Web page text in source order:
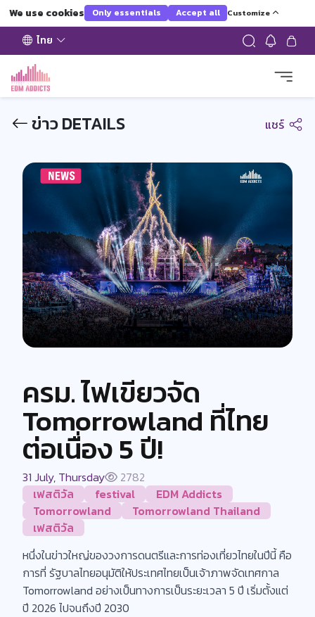
We use cookies Only essentials Accept all Customize
ไทย
ข่าว DETAILS แชร์
ครม. ไฟเขียวจัด
Tomorrowland ที่ไทย
ต่อเนื่อง 5 ปี!
31 July, Thursday
2782
เฟสติวัล
festival
EDM Addicts
Tomorrowland
Tomorrowland Thailand
เฟสติวัล
หนึ่งในข่าวใหญ่ของวงการดนตรีและการท่องเที่ยวไทยในปีนี้ คือ
การที่ รัฐบาลไทยอนุมัติให้ประเทศไทยเป็นเจ้าภาพจัดเทศกาล
Tomorrowland อย่างเป็นทางการเป็นระยะเวลา 5 ปี เริ่มตั้งแต่
ปี 2026 ไปจนถึงปี 2030